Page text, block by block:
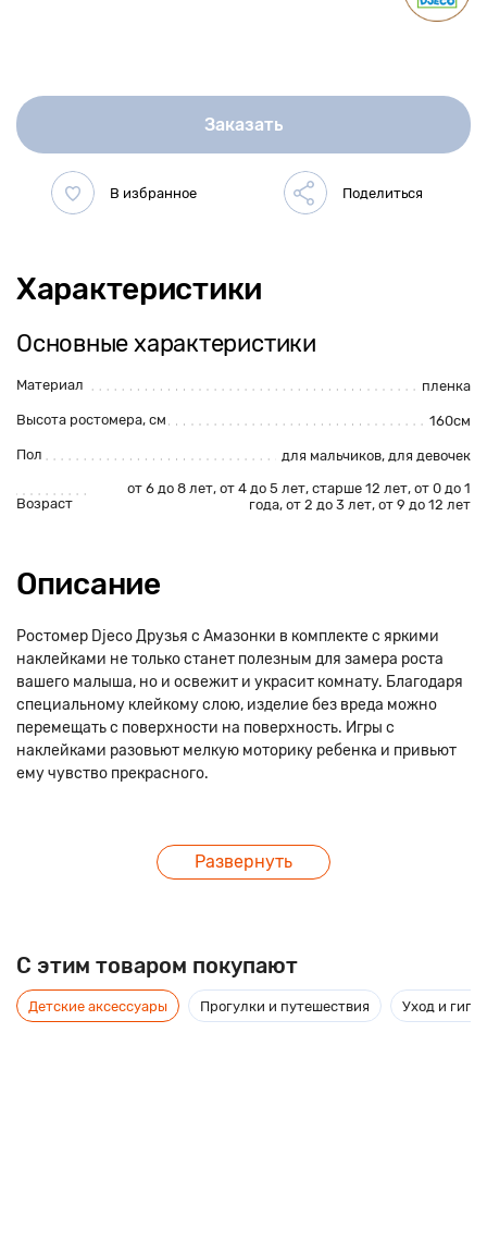
Заказать
Характеристики
Основные характеристики
Материал пленка
Высота ростомера, см 160см
Пол для мальчиков, для девочек
Возраст
от 6 до 8 лет, от 4 до 5 лет, старше 12 лет, от 0 до 1
года, от 2 до 3 лет, от 9 до 12 лет
Описание
Ростомер Djeco Друзья с Амазонки в комплекте с яркими
наклейками не только станет полезным для замера роста
вашего малыша, но и освежит и украсит комнату. Благодаря
специальному клейкому слою, изделие без вреда можно
перемещать с поверхности на поверхность. Игры с
наклейками разовьют мелкую моторику ребенка и привьют
ему чувство прекрасного.
Развернуть
C этим товаром покупают
Детские аксессуары Прогулки и путешествия Уход и